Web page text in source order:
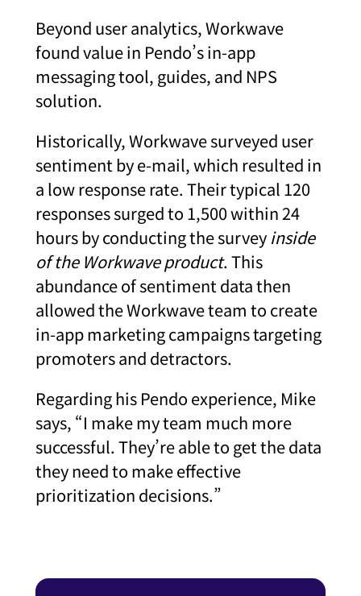
Beyond user analytics, Workwave
found value in Pendo’s in-app
messaging tool, guides, and NPS
solution.
Historically, Workwave surveyed user
sentiment by e-mail, which resulted in
a low response rate. Their typical 120
responses surged to 1,500 within 24
hours by conducting the survey inside
of the Workwave product. This
abundance of sentiment data then
allowed the Workwave team to create
in-app marketing campaigns targeting
promoters and detractors.
Regarding his Pendo experience, Mike
says, “I make my team much more
successful. They’re able to get the data
they need to make effective
prioritization decisions.”